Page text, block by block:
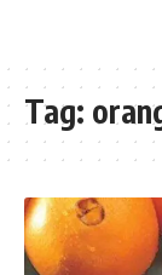
Tag: